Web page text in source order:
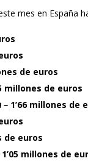
mes en España
de euros
millones de euros
– 1’66 millones de
de euros
1’05 millones de